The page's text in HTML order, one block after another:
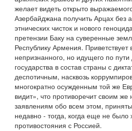
желает видеть открыто
Азербайджана получить Арцах без
этнических чисток и нового
претензии Баку на суверенные
Республику Армения. Приветствует
непризнанного, но идущего по
государства в состав страны с
деспотичным, насквозь
многократно осужденным той же
видит», что противоречит своим
заявлениям обо всем этом,
недавно - тогда, когда еще не было
противостояния с Россией.